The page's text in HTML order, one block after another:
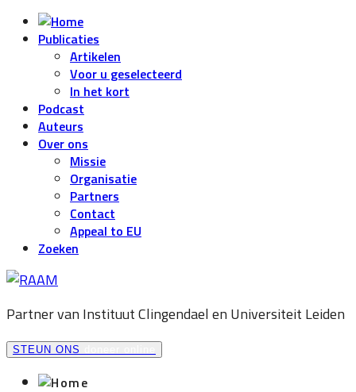
Publicaties
Artikelen
Voor u geselecteerd
In het kort
Podcast
Auteurs
Over ons
Missie
Organisatie
Partners
Contact
Appeal to EU
Zoeken
Partner van Instituut Clingendael en Universiteit Leiden
STEUN ONS